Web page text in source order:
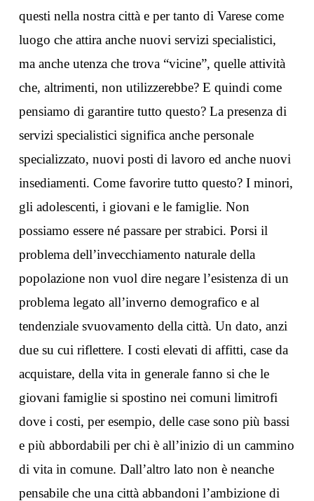
questi nella nostra città e per tanto di Varese come
luogo che attira anche nuovi servizi specialistici,
ma anche utenza che trova “vicine”, quelle attività
che, altrimenti, non utilizzerebbe? E quindi come
pensiamo di garantire tutto questo? La presenza di
servizi specialistici significa anche personale
specializzato, nuovi posti di lavoro ed anche nuovi
insediamenti. Come favorire tutto questo? I minori,
gli adolescenti, i giovani e le famiglie. Non
possiamo essere né passare per strabici. Porsi il
problema dell’invecchiamento naturale della
popolazione non vuol dire negare l’esistenza di un
problema legato all’inverno demografico e al
tendenziale svuovamento della città. Un dato, anzi
due su cui riflettere. I costi elevati di affitti, case da
acquistare, della vita in generale fanno si che le
giovani famiglie si spostino nei comuni limitrofi
dove i costi, per esempio, delle case sono più bassi
e più abbordabili per chi è all’inizio di un cammino
di vita in comune. Dall’altro lato non è neanche
pensabile che una città abbandoni l’ambizione di